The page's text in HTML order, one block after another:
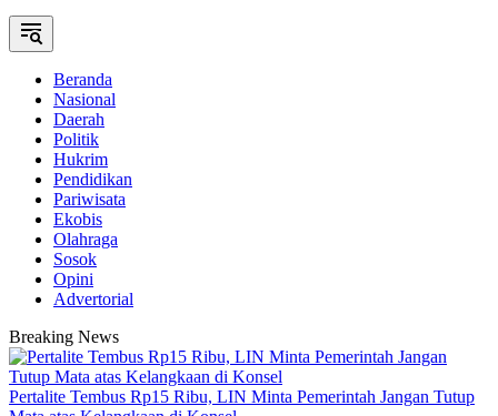
Beranda
Nasional
Daerah
Politik
Hukrim
Pendidikan
Pariwisata
Ekobis
Olahraga
Sosok
Opini
Advertorial
Breaking News
‎Pertalite Tembus Rp15 Ribu, LIN Minta Pemerintah Jangan Tutup